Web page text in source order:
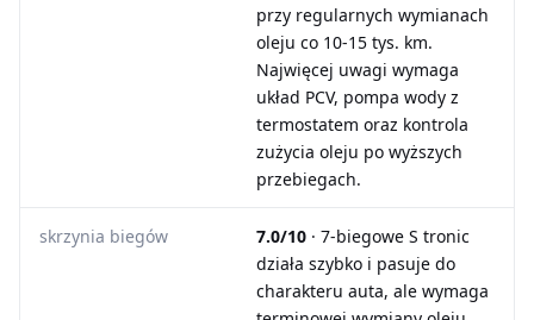
przy regularnych wymianach
oleju co 10-15 tys. km.
Najwięcej uwagi wymaga
układ PCV, pompa wody z
termostatem oraz kontrola
zużycia oleju po wyższych
przebiegach.
skrzynia biegów 7.0/10 · 7-biegowe S tronic
działa szybko i pasuje do
charakteru auta, ale wymaga